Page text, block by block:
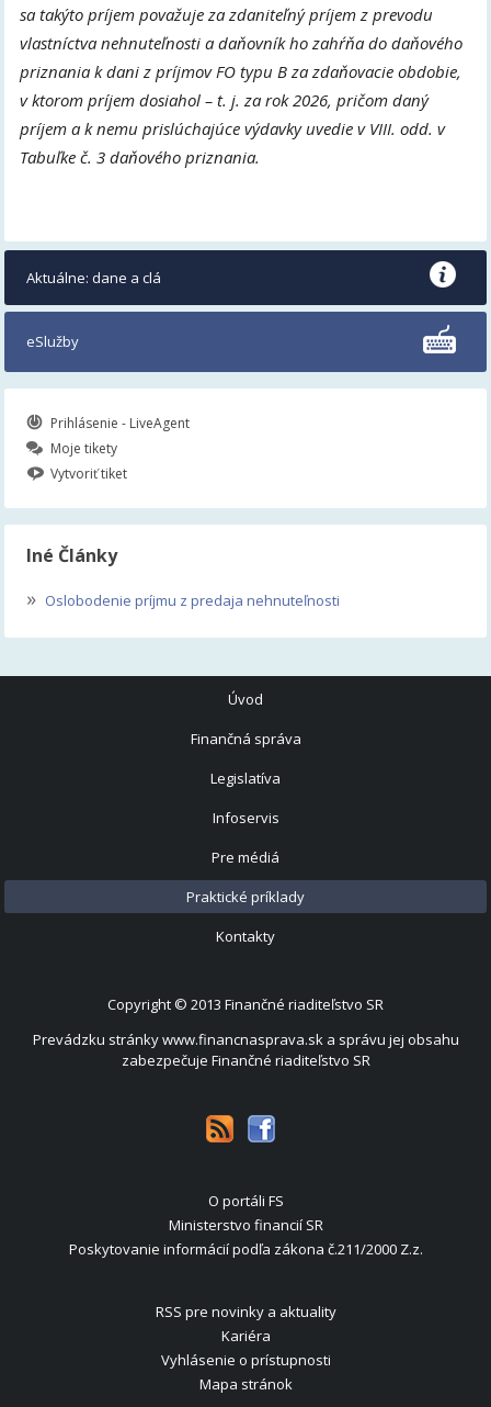
sa takýto príjem považuje za zdaniteľný príjem z prevodu
vlastníctva nehnuteľnosti a daňovník ho zahŕňa do daňového
priznania k dani z príjmov FO typu B za zdaňovacie obdobie,
v ktorom príjem dosiahol – t. j. za rok 2026, pričom daný
príjem a k nemu prislúchajúce výdavky uvedie v VIII. odd. v
Tabuľke č. 3 daňového priznania.
Aktuálne: dane a clá
eSlužby
Prihlásenie - LiveAgent
Moje tikety
Vytvoriť tiket
Iné Články
» Oslobodenie príjmu z predaja nehnuteľnosti
Úvod
Finančná správa
Legislatíva
Infoservis
Pre médiá
Praktické príklady
Kontakty
Copyright © 2013 Finančné riaditeľstvo SR
Prevádzku stránky www.financnasprava.sk a správu jej obsahu
zabezpečuje Finančné riaditeľstvo SR
O portáli FS
Ministerstvo financií SR
Poskytovanie informácií podľa zákona č.211/2000 Z.z.
RSS pre novinky a aktuality
Kariéra
Vyhlásenie o prístupnosti
Mapa stránok